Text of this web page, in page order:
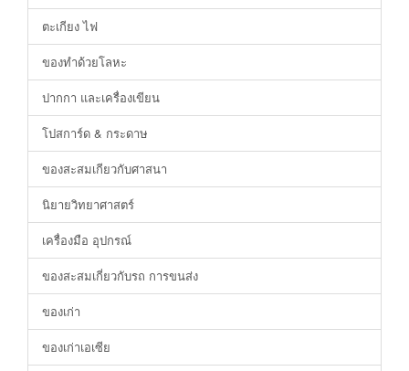
ตะเกียง ไฟ
ของทำด้วยโลหะ
ปากกา และเครื่องเขียน
โปสการ์ด & กระดาษ
ของสะสมเกียวกับศาสนา
นิยายวิทยาศาสตร์
เครื่องมือ อุปกรณ์
ของสะสมเกี่ยวกับรถ การขนส่ง
ของเก่า
ของเก่าเอเซีย